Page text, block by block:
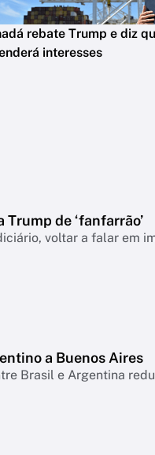
rebate Trump e diz
interesses
de ‘fanfarrão’
voltar a falar em
a Buenos Aires
Brasil e Argentina